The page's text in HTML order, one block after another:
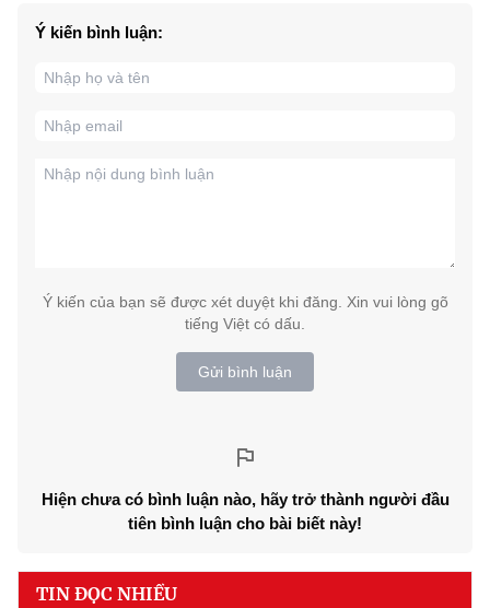
Ý kiến bình luận:
Ý kiến của bạn sẽ được xét duyệt khi đăng. Xin vui lòng gõ
tiếng Việt có dấu.
Gửi bình luận
Hiện chưa có bình luận nào, hãy trở thành người đầu
tiên bình luận cho bài biết này!
TIN ĐỌC NHIỀU